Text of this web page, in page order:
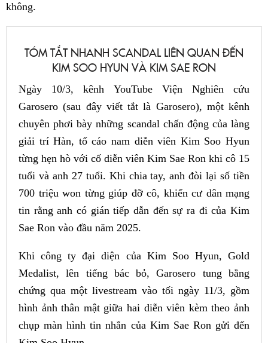
không.
TÓM TẮT NHANH SCANDAL LIÊN QUAN ĐẾN
KIM SOO HYUN VÀ KIM SAE RON
Ngày 10/3, kênh YouTube Viện Nghiên cứu
Garosero (sau đây viết tắt là Garosero), một kênh
chuyên phơi bày những scandal chấn động của làng
giải trí Hàn, tố cáo nam diễn viên Kim Soo Hyun
từng hẹn hò với cố diễn viên Kim Sae Ron khi cô 15
tuổi và anh 27 tuổi. Khi chia tay, anh đòi lại số tiền
700 triệu won từng giúp đỡ cô, khiến cư dân mạng
tin rằng anh có gián tiếp dẫn đến sự ra đi của Kim
Sae Ron vào đầu năm 2025.
Khi công ty đại diện của Kim Soo Hyun, Gold
Medalist, lên tiếng bác bỏ, Garosero tung bằng
chứng qua một livestream vào tối ngày 11/3, gồm
hình ảnh thân mật giữa hai diễn viên kèm theo ảnh
chụp màn hình tin nhắn của Kim Sae Ron gửi đến